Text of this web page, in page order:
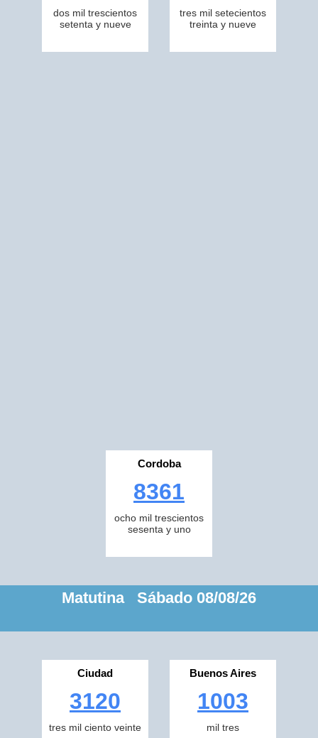
dos mil trescientos
setenta y nueve
tres mil setecientos
treinta y nueve
Cordoba
8361
ocho mil trescientos
sesenta y uno
Matutina Sábado 08/08/26
Ciudad
3120
tres mil ciento veinte
Buenos Aires
1003
mil tres